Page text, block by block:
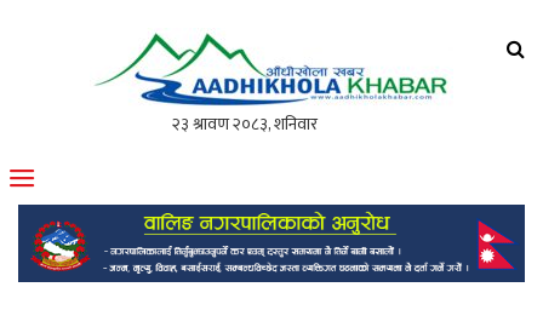
मोफसलकै लोकप्रिय अनलाइन पत्रिका